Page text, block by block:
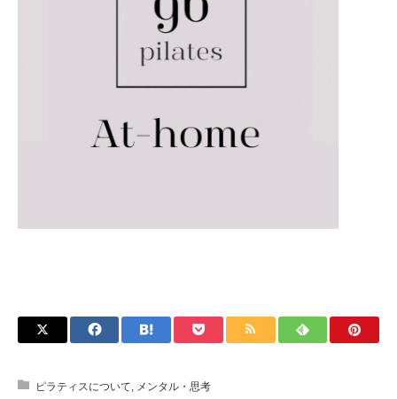
ピラティスについて, メンタル・思考